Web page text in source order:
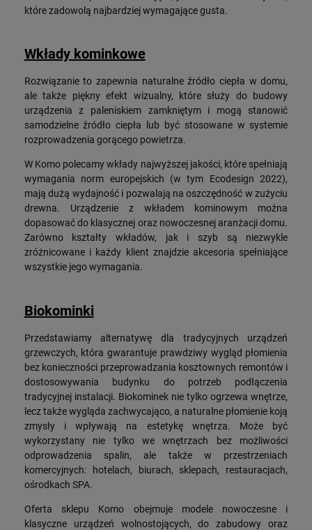
które zadowolą najbardziej wymagające gusta.
Wkłady kominkowe
Rozwiązanie to zapewnia naturalne źródło ciepła w domu,
ale także piękny efekt wizualny, które służy do budowy
urządzenia z paleniskiem zamkniętym i mogą stanowić
samodzielne źródło ciepła lub być stosowane w systemie
rozprowadzenia gorącego powietrza.
W Komo polecamy wkłady najwyższej jakości, które spełniają
wymagania norm europejskich (w tym Ecodesign 2022),
mają dużą wydajność i pozwalają na oszczędność w zużyciu
drewna. Urządzenie z wkładem kominowym można
dopasować do klasycznej oraz nowoczesnej aranżacji domu.
Zarówno kształty wkładów, jak i szyb są niezwykle
zróżnicowane i każdy klient znajdzie akcesoria spełniające
wszystkie jego wymagania.
Biokominki
Przedstawiamy alternatywę dla tradycyjnych urządzeń
grzewczych, która gwarantuje prawdziwy wygląd płomienia
bez konieczności przeprowadzania kosztownych remontów i
dostosowywania budynku do potrzeb podłączenia
tradycyjnej instalacji. Biokominek nie tylko ogrzewa wnętrze,
lecz także wygląda zachwycająco, a naturalne płomienie koją
zmysły i wpływają na estetykę wnętrza. Może być
wykorzystany nie tylko we wnętrzach bez możliwości
odprowadzenia spalin, ale także w przestrzeniach
komercyjnych: hotelach, biurach, sklepach, restauracjach,
ośrodkach SPA.
Oferta sklepu Komo obejmuje modele nowoczesne i
klasyczne urządzeń wolnostojących, do zabudowy oraz